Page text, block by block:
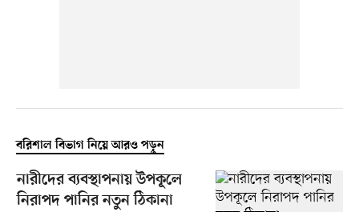
বরিশাল বিভাগ নিয়ে আরও পড়ুন
নারীদের ব্যবস্থাপনায় উপকূলে
নিরাপদ পানির নতুন ঠিকানা